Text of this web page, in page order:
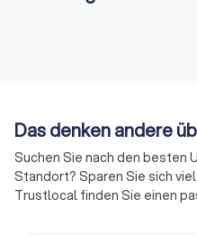
Sockelleisten werden
Fordern Sie ein
Das denken andere
Suchen Sie nach den besten
Standort? Sparen Sie sich
Trustlocal finden Sie einen